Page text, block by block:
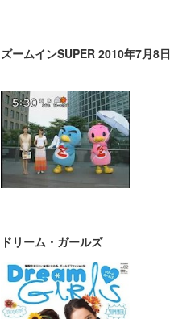
ズームインSUPER 2010年7月8日
ドリーム・ガールズ